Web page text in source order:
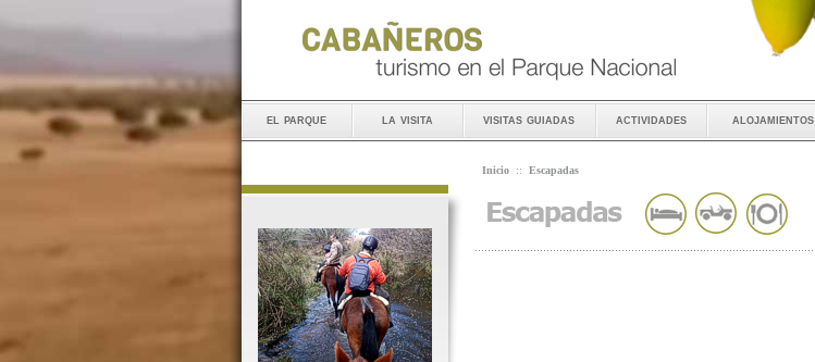
el parque la visita visitas guiadas actividades alojamientos
Inicio :: Escapadas